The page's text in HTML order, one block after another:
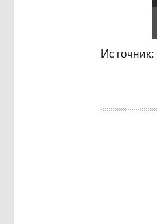
Источник: